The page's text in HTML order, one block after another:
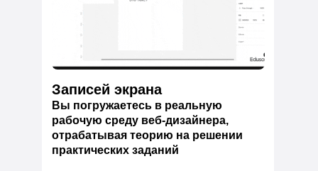
Записей экрана
Вы погружаетесь в реальную
рабочую среду веб-дизайнера,
отрабатывая теорию на решении
практических заданий